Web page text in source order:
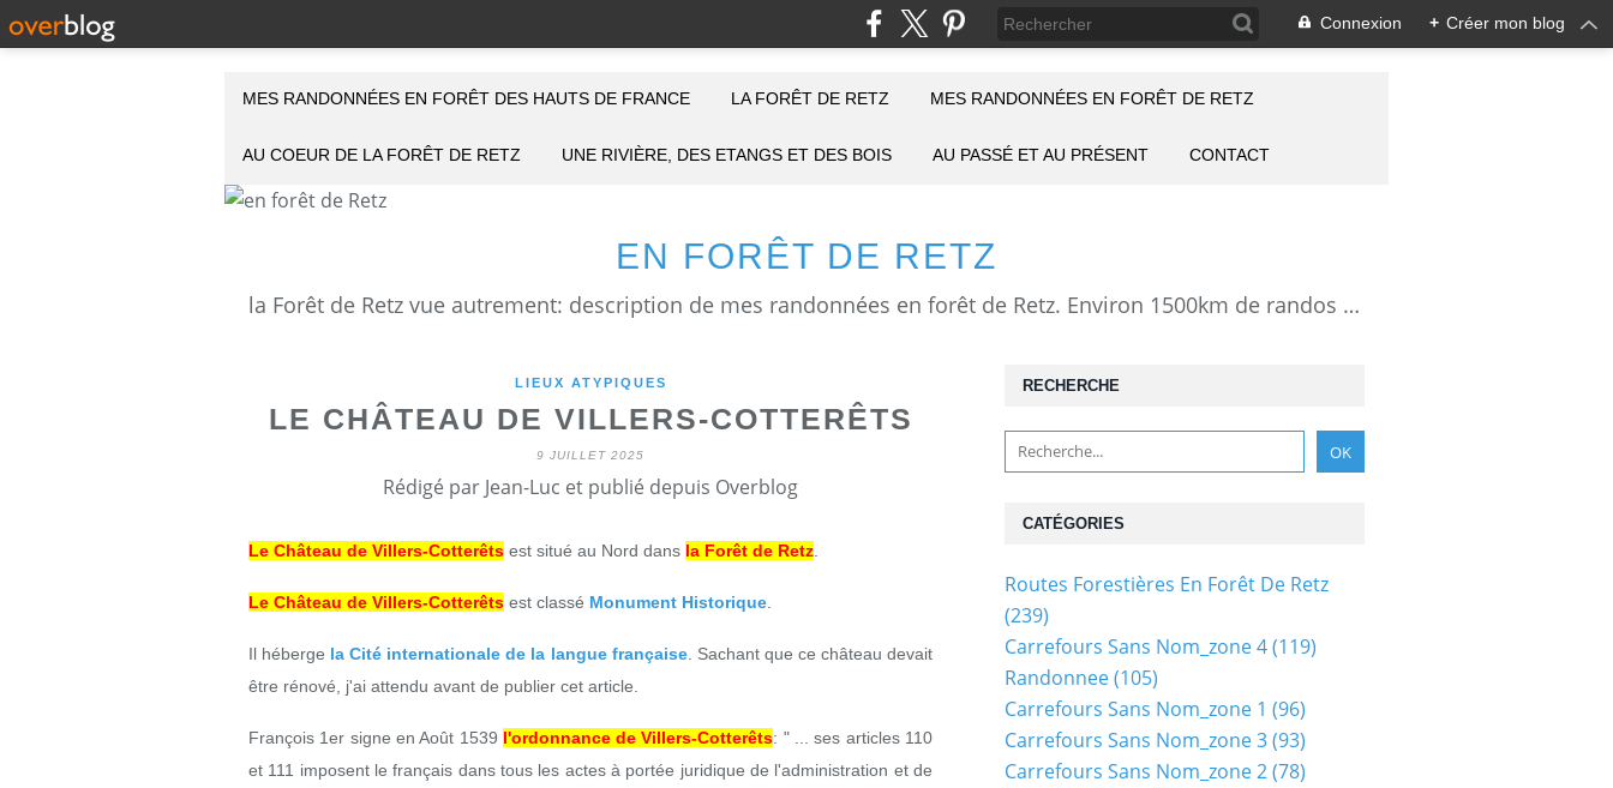
Connexion + Créer mon blog
EN FORÊT DE RETZ
la Forêt de Retz vue autrement: description de mes randonnées en forêt de Retz. Environ 1500km de randos et 25000 photos pour montrer cette forêt magnifique et ses particularités: les lieux atypiques comme la Pierre Clouise, la Cave du Diable, la Pierre Fortière, la Grotte Saint-Antoine ... Mais aussi les 360 carrefours nommés, plus de 100 routes forestières, les étangs, des villages et hameaux
MES RANDONNÉES EN FORÊT DES HAUTS DE FRANCE LA FORÊT DE RETZ MES RANDONNÉES EN FORÊT DE RETZ
AU COEUR DE LA FORÊT DE RETZ UNE RIVIÈRE, DES ETANGS ET DES BOIS AU PASSÉ ET AU PRÉSENT CONTACT
LIEUX ATYPIQUES
LE CHÂTEAU DE VILLERS-COTTERÊTS
9 JUILLET 2025
Rédigé par Jean-Luc et publié depuis Overblog
Le Château de Villers-Cotterêts est situé au Nord dans la Forêt de Retz
Le Château de Villers-Cotterêts est classé Monument Historique
Il héberge la Cité internationale de la langue française. Sachant que ce château devait
être rénové, j'ai attendu avant de publier cet article.
François 1er signe en Août 1539 l'ordonnance de Villers-Cotterêts: " ... ses articles 110
et 111 imposent le français dans tous les actes à portée juridique de l'administration et de
RECHERCHE
CATÉGORIES
Routes Forestières En Forêt De Retz
(239)
Carrefours Sans Nom_zone 4(119)
Randonnee(105)
Carrefours Sans Nom_zone 1 (96)
Carrefours Sans Nom_zone 3(93)
Carrefours Sans Nom_zone 2(78)